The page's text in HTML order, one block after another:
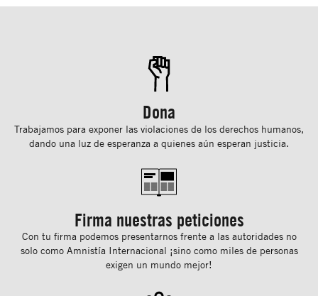
Dona
Trabajamos para exponer las violaciones de los derechos humanos,
dando una luz de esperanza a quienes aún esperan justicia.
Firma nuestras peticiones
Con tu ﬁrma podemos presentarnos frente a las autoridades no
solo como Amnistía Internacional ¡sino como miles de personas
exigen un mundo mejor!